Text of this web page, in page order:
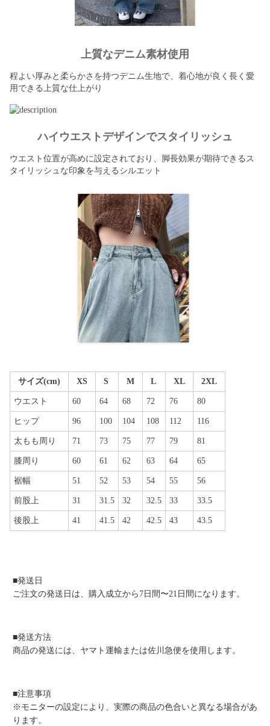
上質なデニム素材使用
程よい厚みと柔らかさを持つデニム生地で、着心地が良く長く愛
用できる上質な仕上がり
ハイウエストデザインでスタイリッシュ
ウエスト位置が高めに設定されており、脚長効果が期待できるス
タイリッシュな印象を与えるシルエット
サイズ(cm) XS S M L XL 2XL
ウエスト 60 64 68 72 76 80
ヒップ 96 100 104 108 112 116
太もも周り 71 73 75 77 79 81
膝周り 60 61 62 63 64 65
裾幅 51 52 53 54 55 56
前股上 31 31.5 32 32.5 33 33.5
後股上 41 41.5 42 42.5 43 43.5
■発送日
ご注文の発送日は、購入成立から7日間〜21日間になります。
■発送方法
商品の発送には、ヤマト運輸または佐川急便を使用します。
■注意事項
※モニターの設定により、実際の商品の色合いと異なる場合があ
ります。